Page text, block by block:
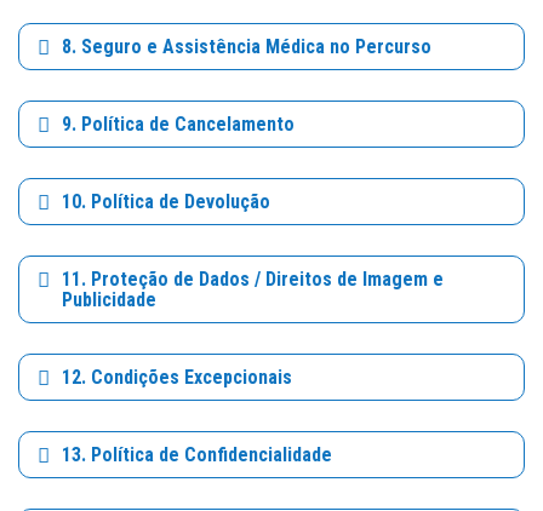
8. Seguro e Assistência Médica no Percurso
9. Política de Cancelamento
10. Política de Devolução
11. Proteção de Dados / Direitos de Imagem e
Publicidade
12. Condições Excepcionais
13. Política de Confidencialidade